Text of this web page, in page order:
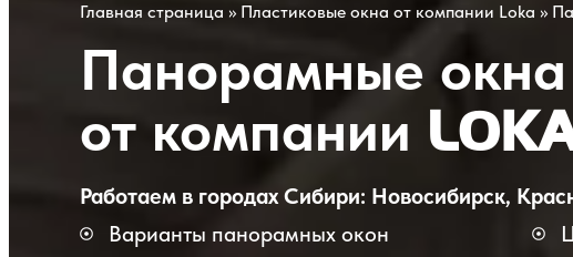
Главная страница » Пластиковые окна от компании Loka »
Панорамные окна
от компании
Работаем в городах Сибири: Новосибирск,
Варианты панорамных окон